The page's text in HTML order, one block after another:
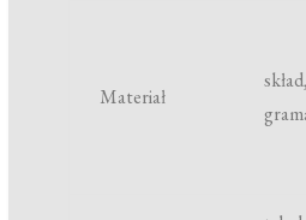
Materiał
skład,